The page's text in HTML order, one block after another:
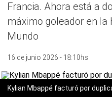
Francia. Ahora está a
máximo goleador en la
Mundo
16 de junio 2026 - 18:10hs
Kylian Mbappé facturó por